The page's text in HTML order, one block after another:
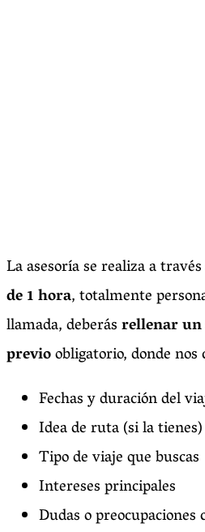
La asesoría se realiza a
de 1 hora, totalmente
llamada, deberásrellenar
previoobligatorio, donde nos
Fechas y duración del
Idea de ruta (si la tienes)
Tipo de viaje que buscas
Intereses principales
Dudas o preocupaciones